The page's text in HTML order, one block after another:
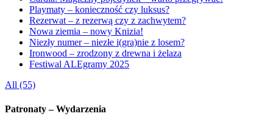
Playmaty – konieczność czy luksus?
Rezerwat – z rezerwą czy z zachwytem?
Nowa ziemia – nowy Knizia!
Niezły numer – niezłe i(gra)nie z losem?
Ironwood – zrodzony z drewna i żelaza
Festiwal ALEgramy 2025
All (55)
Patronaty – Wydarzenia